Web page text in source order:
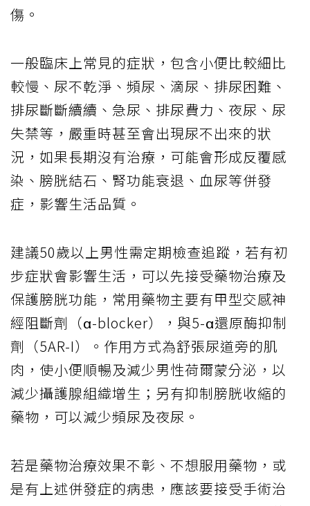
傷。
一般臨床上常見的症狀，包含小便比較細比
較慢、尿不乾淨、頻尿、滴尿、排尿困難、
排尿斷斷續續、急尿、排尿費力、夜尿、尿
失禁等，嚴重時甚至會出現尿不出來的狀
況，如果長期沒有治療，可能會形成反覆感
染、膀胱結石、腎功能衰退、血尿等併發
症，影響生活品質。
建議50歲以上男性需定期檢查追蹤，若有初
步症狀會影響生活，可以先接受藥物治療及
保護膀胱功能，常用藥物主要有甲型交感神
經阻斷劑（α-blocker），與5-α還原酶抑制
劑（5AR-I）。作用方式為舒張尿道旁的肌
肉，使小便順暢及減少男性荷爾蒙分泌，以
減少攝護腺組織增生；另有抑制膀胱收縮的
藥物，可以減少頻尿及夜尿。
若是藥物治療效果不彰、不想服用藥物，或
是有上述併發症的病患，應該要接受手術治